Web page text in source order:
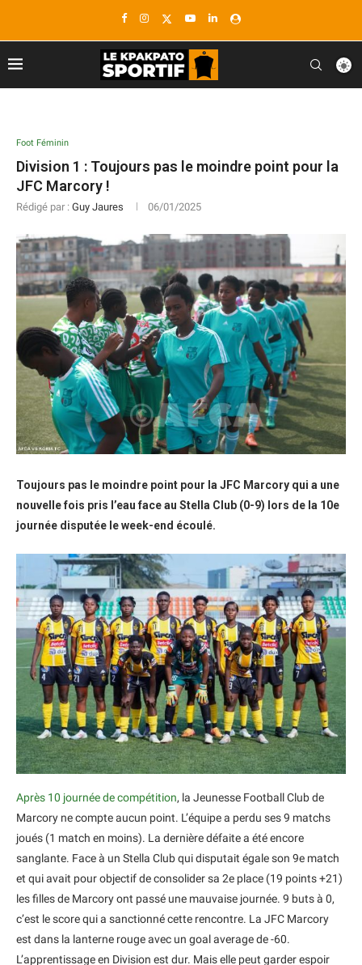
Foot Féminin
Division 1 : Toujours pas le moindre point pour la
JFC Marcory !
Rédigé par : Guy Jaures 06/01/2025
Toujours pas le moindre point pour la JFC Marcory qui a une
nouvelle fois pris l’eau face au Stella Club (0-9) lors de la 10e
journée disputée le week-end écoulé.
Après 10 journée de compétition, la Jeunesse Football Club de
Marcory ne compte aucun point. L’équipe a perdu ses 9 matchs
joués (1 match en moins). La dernière défaite a été encore
sanglante. Face à un Stella Club qui disputait égale son 9e match
et qui avait pour objectif de consolider sa 2e place (19 points +21)
les filles de Marcory ont passé une mauvaise journée. 9 buts à 0,
c’est le score qui a sanctionné cette rencontre. La JFC Marcory
est dans la lanterne rouge avec un goal average de -60.
L’apprentissage en Division est dur. Mais elle peut garder espoir